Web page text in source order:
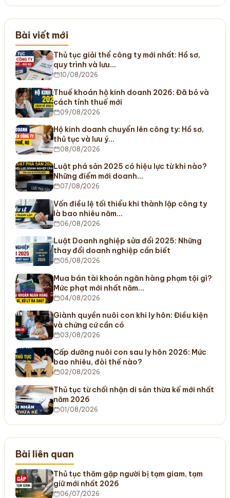
Bài viết mới
Thủ tục giải thể công ty mới nhất: Hồ sơ,
quy trình và lưu…
10/08/2026
Thuế khoán hộ kinh doanh 2026: Đã bỏ và
cách tính thuế mới
09/08/2026
Hộ kinh doanh chuyển lên công ty: Hồ sơ,
thủ tục và lưu ý…
08/08/2026
Luật phá sản 2025 có hiệu lực từ khi nào?
Những điểm mới doanh…
07/08/2026
Vốn điều lệ tối thiểu khi thành lập công ty
là bao nhiêu năm…
06/08/2026
Luật Doanh nghiệp sửa đổi 2025: Những
thay đổi doanh nghiệp cần biết
05/08/2026
Mua bán tài khoản ngân hàng phạm tội gì?
Mức phạt mới nhất năm…
04/08/2026
Giành quyền nuôi con khi ly hôn: Điều kiện
và chứng cứ cần có
03/08/2026
Cấp dưỡng nuôi con sau ly hôn 2026: Mức
bao nhiêu, đòi thế nào?
02/08/2026
Thủ tục từ chối nhận di sản thừa kế mới nhất
năm 2026
01/08/2026
Bài liên quan
Thủ tục thăm gặp người bị tạm giam, tạm
giữ mới nhất 2026
06/07/2026